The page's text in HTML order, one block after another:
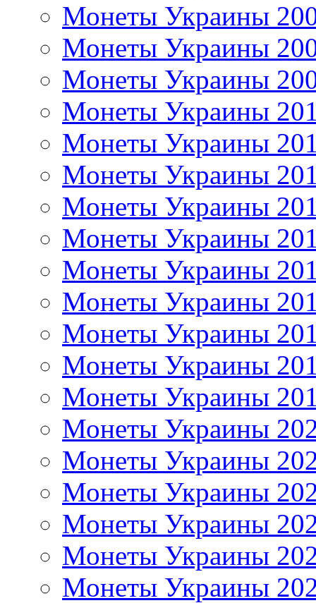
Монеты Украины
Монеты Украины
Монеты Украины
Монеты Украины
Монеты Украины
Монеты Украины
Монеты Украины
Монеты Украины
Монеты Украины
Монеты Украины
Монеты Украины
Монеты Украины
Монеты Украины
Монеты Украины
Монеты Украины
Монеты Украины
Монеты Украины
Монеты Украины
Монеты Украины